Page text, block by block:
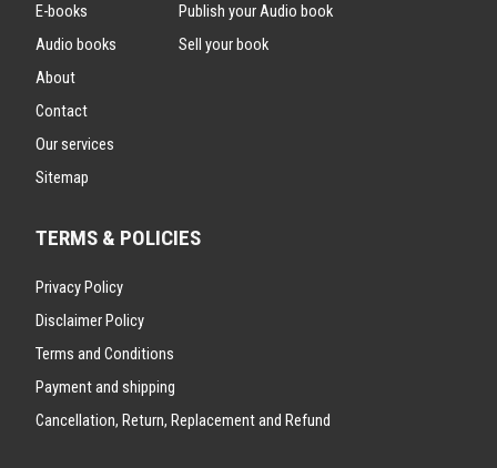
E-books
Audio books
About
Contact
Our services
Sitemap
Publish your Audio book
Sell your book
TERMS & POLICIES
Privacy Policy
Disclaimer Policy
Terms and Conditions
Payment and shipping
Cancellation, Return, Replacement and Refund